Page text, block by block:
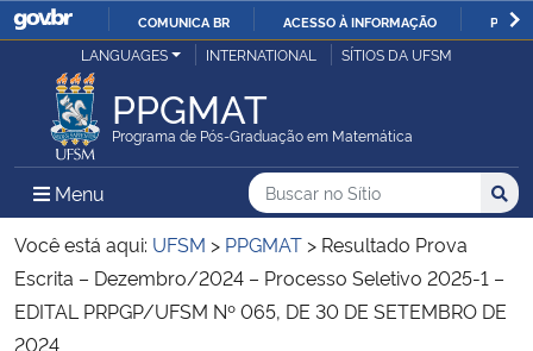
IR
COMUNICA BR ACESSO À INFORMAÇÃO
Ministério da Justiça e Segurança Pública
Ministério da Defesa
Ministério das Relações Exteriores
Ministério da Economia
LANGUAGES INTERNATIONAL SÍTIOS DA UFSM
PPGMAT
Programa de Pós-Graduação em Matemática
Menu Menu Principal do Sítio
Busca
Buscar no no Sítio
Busca:
Você está aqui: UFSM > PPGMAT > Resultado Prova
Escrita – Dezembro/2024 – Processo Seletivo 2025-1 –
EDITAL PRPGP/UFSM Nº 065, DE 30 DE SETEMBRO DE
2024